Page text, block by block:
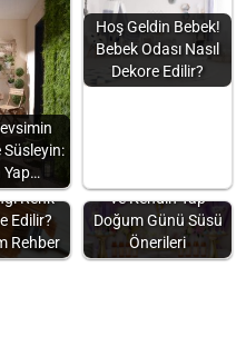
Süsleyin:
Yap…
Hoş Geldin Bebek!
Bebek Odası Nasıl
Dekore Edilir?
Renk
Edilir?
Rehber
ve Kendin Yap
Doğum Günü Süsü
Önerileri